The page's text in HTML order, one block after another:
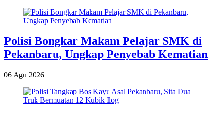
Polisi Bongkar Makam Pelajar SMK di
Pekanbaru, Ungkap Penyebab Kematian
06 Agu 2026